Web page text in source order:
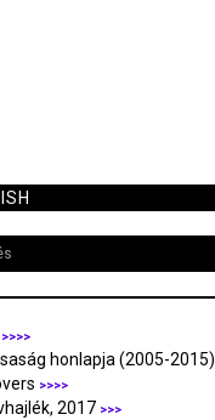
>>>>
honlapja (2005-2015)
>>>>
2017 >>>